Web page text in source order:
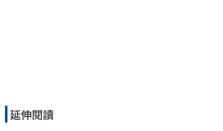
延伸閱讀